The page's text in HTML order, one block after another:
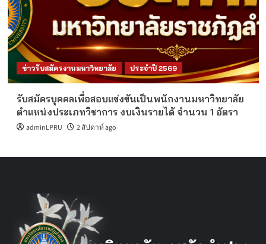
ข่าวรับสมัครงานมหาวิทยาลัย ประจำปี 2569
รับสมัครบุคคลเพื่อสอบแข่งขันเป็นพนักงานมหาวิทยาลัย
ตำแหน่งประเภทวิชาการ งบเงินรายได้ จำนวน 1 อัตรา
adminLPRU 2 สัปดาห์ ago